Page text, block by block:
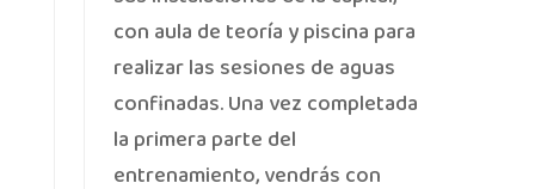
con aula de teoría y piscina para
realizar las sesiones de aguas
confinadas. Una vez completada
la primera parte del
entrenamiento, vendrás con